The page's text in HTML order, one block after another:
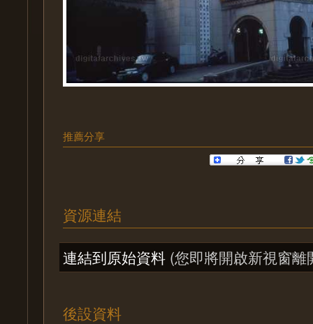
推薦分享
資源連結
連結到原始資料 (您即將開啟新視窗離
後設資料